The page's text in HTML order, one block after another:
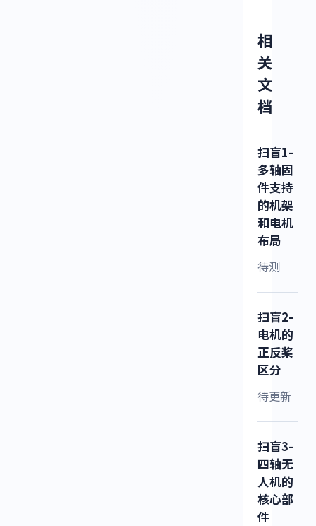
相
关
文
档
扫盲1-
多轴固
件支持
的机架
和电机
布局
待测
扫盲2-
电机的
正反桨
区分
待更新
扫盲3-
四轴无
人机的
核心部
件